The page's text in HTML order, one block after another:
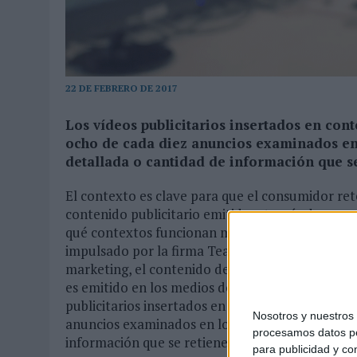
Nosotros y nuestros
procesamos datos
para publicidad y
| ‘ALEXIA PUTELLAS X GALAXY Z FOLD8 – SIN LÍMITES’,
22 DE FEBRERO DE 2017
Los vídeos publicitarios insertados en
ocho de cada diez anuncios examinados
detallada o cantidad de información que
El contexto es clave para que el consumidor
contenido publicitario emitido a través de una
qué contextos funcionan mejor los anuncios
impulsado por la firma Teads y el instituto
marketing, el contenido de un vídeo online
es emitido en los medios de comunicación que
publicitarios insertados en contenido editorial
anuncios examinados en lo que se refiere a
información que se retiene sobre el anuncio.